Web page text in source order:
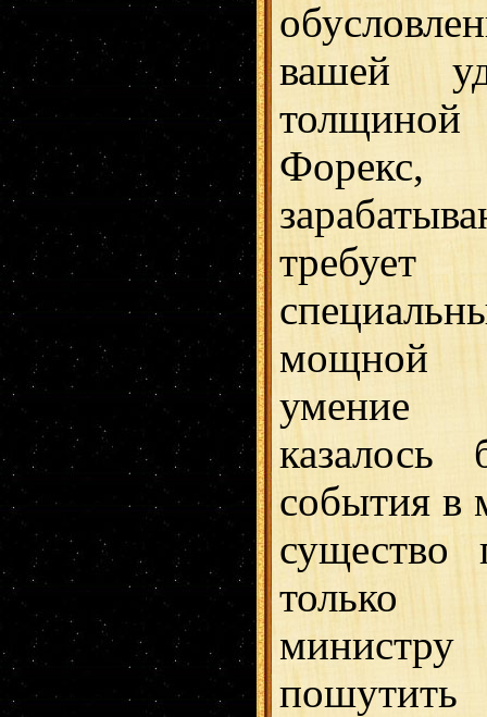
вашей
мощной
умение
казалось
события в
существо
только